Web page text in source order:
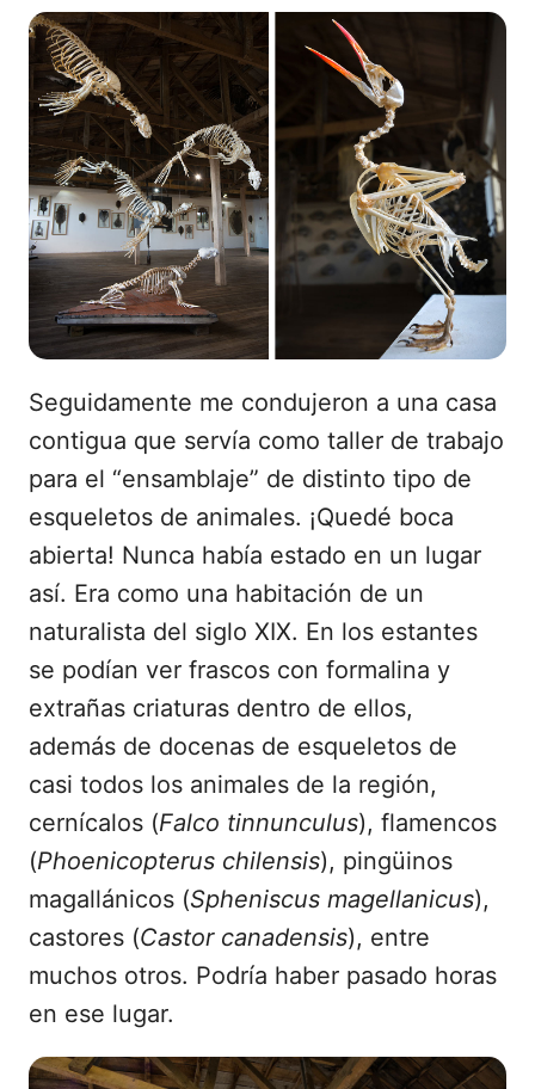
Seguidamente me condujeron a una casa
contigua que servía como taller de trabajo
para el “ensamblaje” de distinto tipo de
esqueletos de animales. ¡Quedé boca
abierta! Nunca había estado en un lugar
así. Era como una habitación de un
naturalista del siglo XIX. En los estantes
se podían ver frascos con formalina y
extrañas criaturas dentro de ellos,
además de docenas de esqueletos de
casi todos los animales de la región,
cernícalos (Falco tinnunculus), flamencos
(Phoenicopterus chilensis), pingüinos
magallánicos (Spheniscus magellanicus),
castores (Castor canadensis), entre
muchos otros. Podría haber pasado horas
en ese lugar.